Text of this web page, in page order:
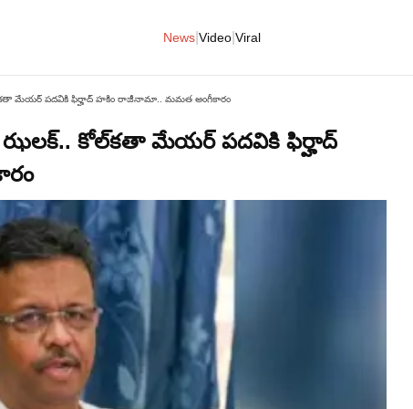
News Video Viral
మేయర్ పదవికి ఫిర్హాద్ హకిం రాజీనామా.. మమత అంగీకారం
ఝలక్.. కోల్‌కతా మేయర్ పదవికి ఫిర్హాద్